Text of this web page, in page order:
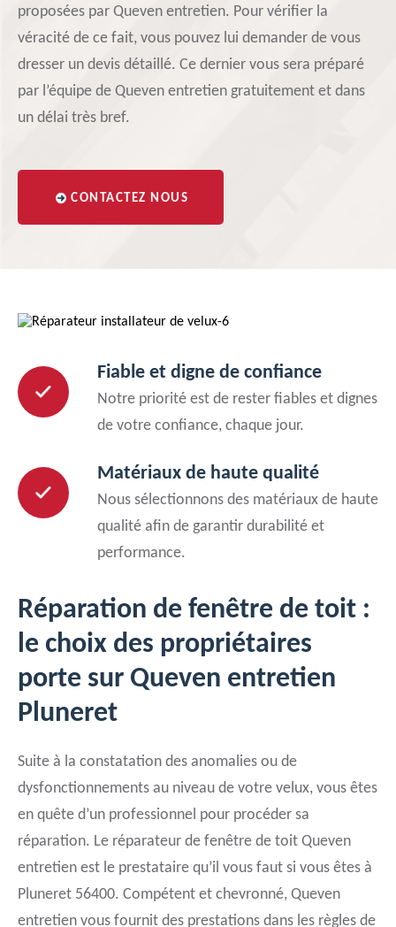
proposées par Queven entretien. Pour vérifier la
véracité de ce fait, vous pouvez lui demander de vous
dresser un devis détaillé. Ce dernier vous sera préparé
par l’équipe de Queven entretien gratuitement et dans
un délai très bref.
CONTACTEZ NOUS
Fiable et digne de confiance
Notre priorité est de rester fiables et dignes
de votre confiance, chaque jour.
Matériaux de haute qualité
Nous sélectionnons des matériaux de haute
qualité afin de garantir durabilité et
performance.
Réparation de fenêtre de toit :
le choix des propriétaires
porte sur Queven entretien
Pluneret
Suite à la constatation des anomalies ou de
dysfonctionnements au niveau de votre velux, vous êtes
en quête d’un professionnel pour procéder sa
réparation. Le réparateur de fenêtre de toit Queven
entretien est le prestataire qu’il vous faut si vous êtes à
Pluneret 56400. Compétent et chevronné, Queven
entretien vous fournit des prestations dans les règles de